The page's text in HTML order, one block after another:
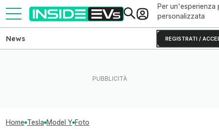
Per un'esperienza
personalizzata
REGISTRATI /
News
Home Tesla Model Y Foto